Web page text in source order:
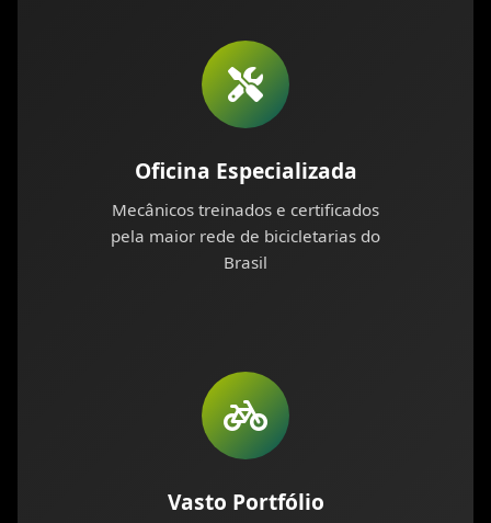
Oficina Especializada
Mecânicos treinados e certificados
pela maior rede de bicicletarias do
Brasil
Vasto Portfólio